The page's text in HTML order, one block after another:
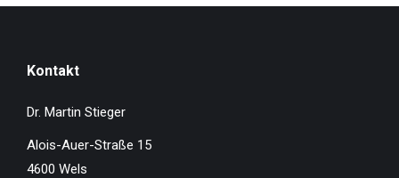
Kontakt
Dr. Martin Stieger
Alois-Auer-Straße 15
4600 Wels